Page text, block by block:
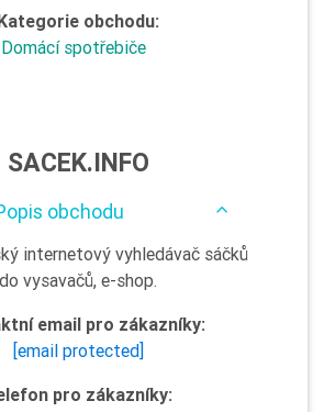
obchodu:
Domácí spotřebiče
SACEK.INFO
obchodu
internetový vyhledávač sáčků
do vysavačů, e-shop.
email pro zákazníky:
[email protected]
pro zákazníky: